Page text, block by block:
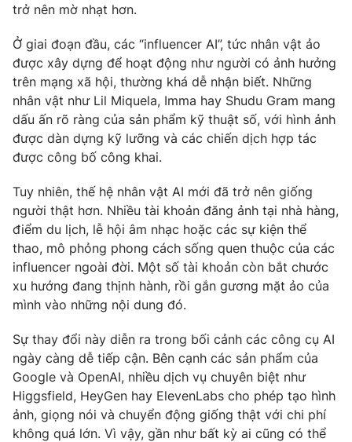
Tư vấn
Lịch phát sóng
Chuyên mục khác
Emagazine Podcast
Photo
Video Shorts video
VTV Money VTV Thể thao
VTV Sức khoẻ Bất động sản
Thị trường 24h Tấm lòng Việt
VTV4 Vươn mình bằng AI
VTV9 VTV8
trở nên mờ nhạt hơn.
Ở giai đoạn đầu, các “influencer AI”, tức nhân vật ảo
được xây dựng để hoạt động như người có ảnh hưởng
trên mạng xã hội, thường khá dễ nhận biết. Những
nhân vật như Lil Miquela, Imma hay Shudu Gram mang
dấu ấn rõ ràng của sản phẩm kỹ thuật số, với hình ảnh
được dàn dựng kỹ lưỡng và các chiến dịch hợp tác
được công bố công khai.
Tuy nhiên, thế hệ nhân vật AI mới đã trở nên giống
người thật hơn. Nhiều tài khoản đăng ảnh tại nhà hàng,
điểm du lịch, lễ hội âm nhạc hoặc các sự kiện thể
thao, mô phỏng phong cách sống quen thuộc của các
influencer ngoài đời. Một số tài khoản còn bắt chước
xu hướng đang thịnh hành, rồi gắn gương mặt ảo của
mình vào những nội dung đó.
Sự thay đổi này diễn ra trong bối cảnh các công cụ AI
ngày càng dễ tiếp cận. Bên cạnh các sản phẩm của
Google và OpenAI, nhiều dịch vụ chuyên biệt như
Higgsfield, HeyGen hay ElevenLabs cho phép tạo hình
ảnh, giọng nói và chuyển động giống thật với chi phí
không quá lớn. Vì vậy, gần như bất kỳ ai cũng có thể